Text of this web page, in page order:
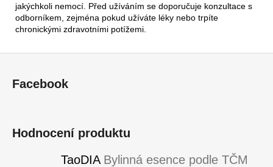
jakýchkoli nemocí. Před užíváním se doporučuje konzultace s
odborníkem, zejména pokud užíváte léky nebo trpíte
chronickými zdravotními potížemi.
Facebook
Hodnocení produktu
TaoDIA Bylinná esence podle TČM